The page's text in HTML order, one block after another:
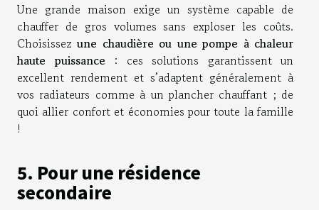
Une grande maison exige un système capable de
chauffer de gros volumes sans exploser les coûts.
Choisissezune chaudière ou une pompe à chaleur
haute puissance : ces solutions garantissent un
excellent rendement et s’adaptent généralement à
vos radiateurs comme à un plancher chauffant ; de
quoi allier confort et économies pour toute la famille
!
5. Pour une résidence
secondaire